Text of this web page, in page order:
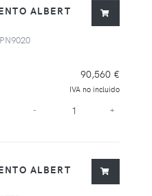
ALBERT
90,560 €
IVA no incluido
- +
ALBERT